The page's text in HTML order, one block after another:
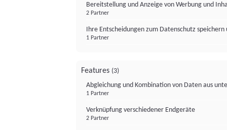
Bereitstellung und Anzeige von Werbung und
2 Partner
Ihre Entscheidungen zum Datenschutz
1 Partner
Features (3)
Abgleichung und Kombination von Daten aus
1 Partner
Verknüpfung verschiedener Endgeräte
2 Partner